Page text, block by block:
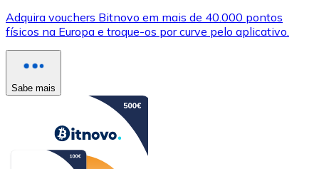
Adquira vouchers Bitnovo em mais de 40.000 pontos
físicos na Europa e troque-os por curve pelo aplicativo.
Sabe mais